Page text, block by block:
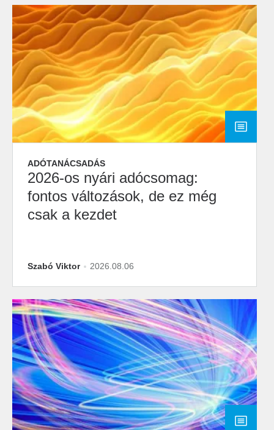
ADÓTANÁCSADÁS
2026-os nyári adócsomag:
fontos változások, de ez még
csak a kezdet
Szabó Viktor 2026.08.06